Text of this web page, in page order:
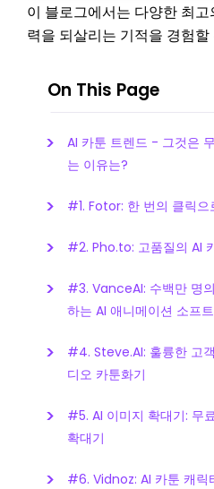
이 블로그에서는 다양한 최
력을 되살리는 기적을 경험할
On This Page
AI 카툰 트렌드 - 그것은
는 이유는?
#1. Fotor: 한 번의 클릭
#2. Pho.to: 고품질의 AI
#3. VanceAI: 수백만 명
하는 AI 애니메이션 소프
#4. Steve.AI: 훌륭한 고
디오 카툰화기
#5. AI 이미지 확대기: 무
확대기
#6. Vidnoz: AI 카툰 캐릭